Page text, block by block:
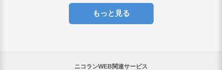
もっと見る
ニコランWEB関連サービス